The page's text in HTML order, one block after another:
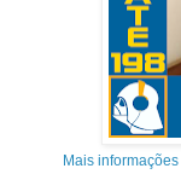
Mais informações